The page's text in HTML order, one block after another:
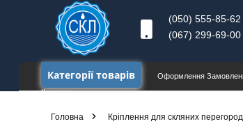
(050) 555-85-62
(067) 299-69-00
Категорії товарів Оформлення
Контакти
Головна Кріплення для скляних